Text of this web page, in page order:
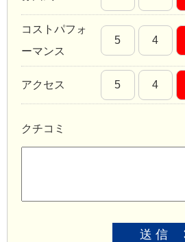
コストパフォ
ーマンス
5 4
アクセス 5 4
クチコミ
送 信